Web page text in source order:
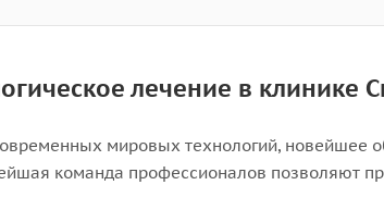
лечение в клинике
мировых технологий, новейшее
команда профессионалов позволяют